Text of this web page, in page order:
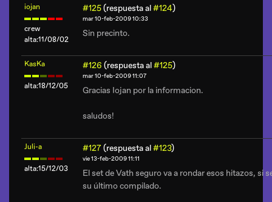
iojan
crew
alta:11/08/02
#125(respuesta al#124)
mar 10-feb-2009 10:33
Sin precinto.
KasKa
alta:18/12/05
#126 (respuesta al#125)
mar 10-feb-2009 11:07
Gracias Iojan por la informacion.
saludos!
Juli-a
alta:15/12/03
#127(respuesta al#123)
vie 13-feb-2009 11:11
El set de Vath seguro va a rondar esos hitazos, si
su último compilado.